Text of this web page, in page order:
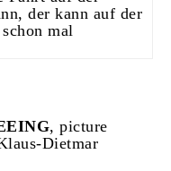
der kann auf der
schon mal
, picture
Dietmar